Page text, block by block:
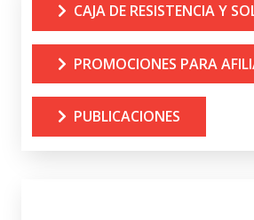
CAJA DE RESISTENCIA Y
PROMOCIONES PARA
PUBLICACIONES